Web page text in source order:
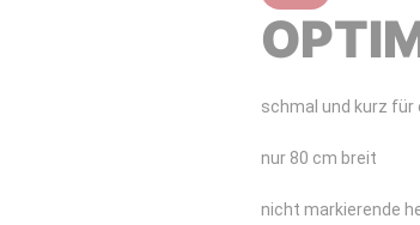
schmal und kurz für
nur 80 cm breit
nicht markierende